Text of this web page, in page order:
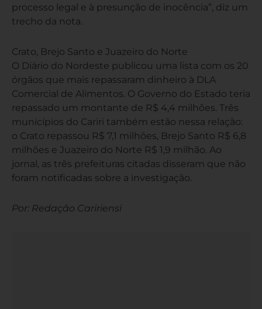
processo legal e à presunção de inocência”, diz um
trecho da nota.
Crato, Brejo Santo e Juazeiro do Norte
O Diário do Nordeste publicou uma lista com os 20
órgãos que mais repassaram dinheiro à DLA
Comercial de Alimentos. O Governo do Estado teria
repassado um montante de R$ 4,4 milhões. Três
municípios do Cariri também estão nessa relação:
o Crato repassou R$ 7,1 milhões, Brejo Santo R$ 6,8
milhões e Juazeiro do Norte R$ 1,9 milhão. Ao
jornal, as três prefeituras citadas disseram que não
foram notificadas sobre a investigação.
Por: Redação Caririensi